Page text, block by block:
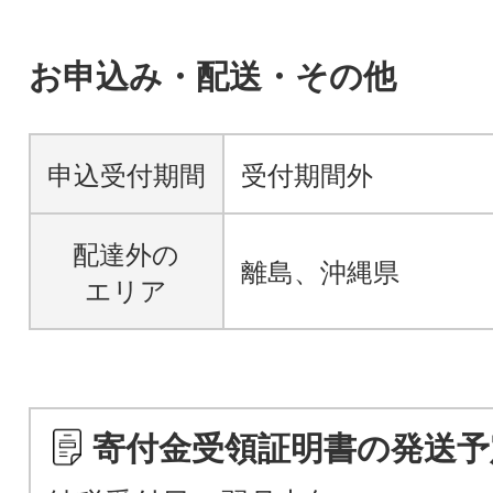
お申込み・配送・その他
申込受付期間 受付期間外
配達外の
エリア
離島、沖縄県
寄付金受領証明書の発送